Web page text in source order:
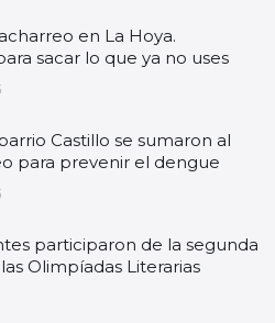
en La Hoya.
sacar lo que ya no uses
Castillo se sumaron al
para prevenir el dengue
participaron de la segunda
Olimpíadas Literarias